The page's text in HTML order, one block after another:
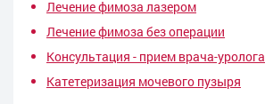
Лечение фимоза лазером
Лечение фимоза без операции
Консультация - прием врача-уролога
Катетеризация мочевого пузыря